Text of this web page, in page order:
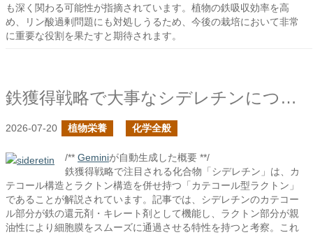
も深く関わる可能性が指摘されています。植物の鉄吸収効率を高
め、リン酸過剰問題にも対処しうるため、今後の栽培において非常
に重要な役割を果たすと期待されます。
鉄獲得戦略で大事なシデレチンについて
2026-07-20 植物栄養 化学全般
/** Geminiが自動生成した概要 **/
鉄獲得戦略で注目される化合物「シデレチン」は、カ
テコール構造とラクトン構造を併せ持つ「カテコール型ラクトン」
であることが解説されています。記事では、シデレチンのカテコー
ル部分が鉄の還元剤・キレート剤として機能し、ラクトン部分が親
油性により細胞膜をスムーズに通過させる特性を持つと考察。これ